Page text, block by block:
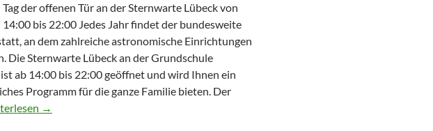
Tag der offenen Tür an der Sternwarte Lübeck von
14:00 bis 22:00 Jedes Jahr findet der bundesweite
an dem zahlreiche astronomische Einrichtungen
Die Sternwarte Lübeck an der Grundschule
ab 14:00 bis 22:00 geöffnet und wird Ihnen ein
Programm für die ganze Familie bieten. Der
endet mit Astronomietag und „goldenem Henkel“
→